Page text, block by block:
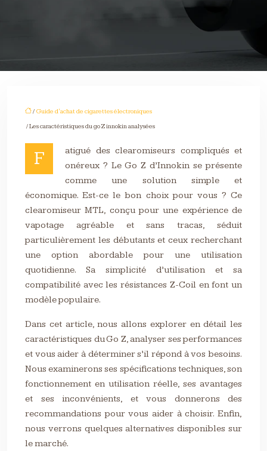
/ Guide d'achat de cigarettes électroniques
/ Les caractéristiques du go Z innokin analysées
F
atigué des clearomiseurs compliqués et
onéreux ? Le Go Z d’Innokin se présente
comme une solution simple et
économique. Est-ce le bon choix pour vous ? Ce
clearomiseur MTL, conçu pour une expérience de
vapotage agréable et sans tracas, séduit
particulièrement les débutants et ceux recherchant
une option abordable pour une utilisation
quotidienne. Sa simplicité d’utilisation et sa
compatibilité avec les résistances Z-Coil en font un
modèle populaire.
Dans cet article, nous allons explorer en détail les
caractéristiques du Go Z, analyser ses performances
et vous aider à déterminer s’il répond à vos besoins.
Nous examinerons ses spécifications techniques, son
fonctionnement en utilisation réelle, ses avantages
et ses inconvénients, et vous donnerons des
recommandations pour vous aider à choisir. Enfin,
nous verrons quelques alternatives disponibles sur
le marché.